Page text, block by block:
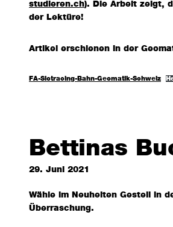
studieren.ch). Die Arbeit zeigt,
der Lektüre!
Artikel erschienen in der
FA-Slotracing-Bahn-Geomatik-Schweiz
Bettinas
29. Juni 2021
Wähle im Neuheiten Gestell in
Überraschung.